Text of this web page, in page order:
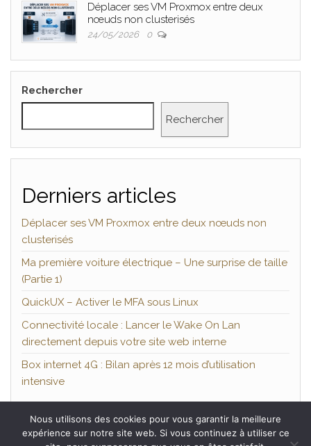
Déplacer ses VM Proxmox entre deux
nœuds non clusterisés
24/05/2026 0
Rechercher
Rechercher
Derniers articles
Déplacer ses VM Proxmox entre deux nœuds non
clusterisés
Ma première voiture électrique – Une surprise de taille
(Partie 1)
QuickUX – Activer le MFA sous Linux
Connectivité locale : Lancer le Wake On Lan
directement depuis votre site web interne
Box internet 4G : Bilan après 12 mois d’utilisation
intensive
Nous utilisons des cookies pour vous garantir la meilleure
expérience sur notre site web. Si vous continuez à utiliser ce